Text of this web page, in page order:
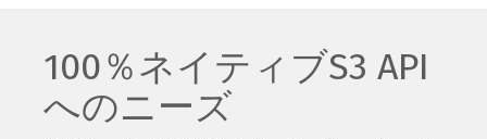
100％ネイティブS3 API
へのニーズ